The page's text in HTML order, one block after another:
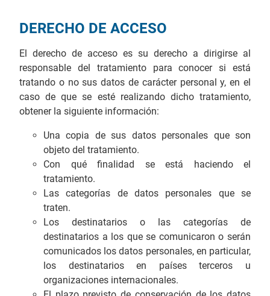
DERECHO DE ACCESO
El derecho de acceso es su derecho a dirigirse al
responsable del tratamiento para conocer si está
tratando o no sus datos de carácter personal y, en el
caso de que se esté realizando dicho tratamiento,
obtener la siguiente información:
Una copia de sus datos personales que son
objeto del tratamiento.
Con qué finalidad se está haciendo el
tratamiento.
Las categorías de datos personales que se
traten.
Los destinatarios o las categorías de
destinatarios a los que se comunicaron o serán
comunicados los datos personales, en particular,
los destinatarios en países terceros u
organizaciones internacionales.